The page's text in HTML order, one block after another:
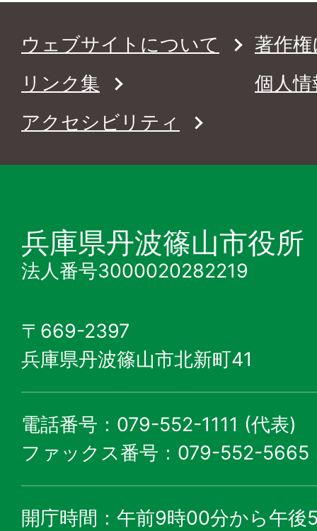
ウェブサイトについて
著作
リンク集
個人
アクセシビリティ
兵庫県丹波篠山市役所
法人番号3000020282219
〒669-2397
兵庫県丹波篠山市北新町41
電話番号：079-552-1111 (代表)
ファックス番号：079-552-5665
開庁時間：午前9時00分から午後